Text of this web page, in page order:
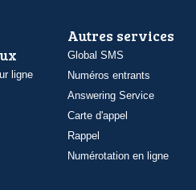
ligne
Autres services
Global SMS
Numéros entrants
Answering Service
Carte d'appel
Rappel
Numérotation en ligne